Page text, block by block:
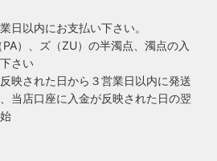
日以内にお支払い下さい。
）、ズ（ZU）の半濁点、濁点の入
さい
映された日から３営業日以内に発送
当店口座に入金が反映された日の翌